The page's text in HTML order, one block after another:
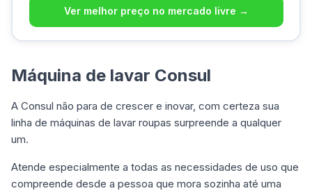
Ver melhor preço no mercado livre →
Máquina de lavar Consul
A Consul não para de crescer e inovar, com certeza sua
linha de máquinas de lavar roupas surpreende a qualquer
um.
Atende especialmente a todas as necessidades de uso que
compreende desde a pessoa que mora sozinha até uma